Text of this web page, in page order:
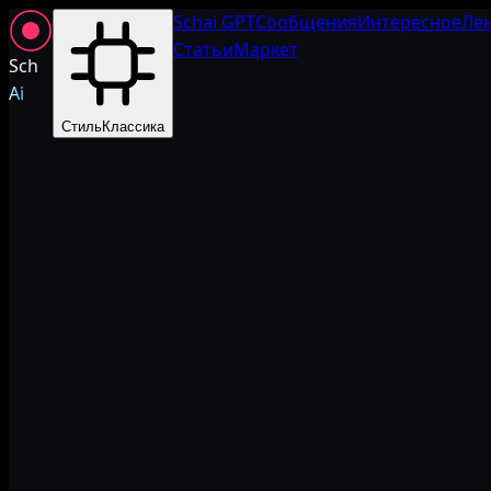
Sch
Ai
СтильКлассика
Schai GPTСообщенияИнтересное
СтатьиМаркет